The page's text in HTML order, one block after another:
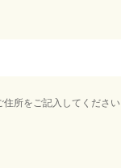
所をご記入してください